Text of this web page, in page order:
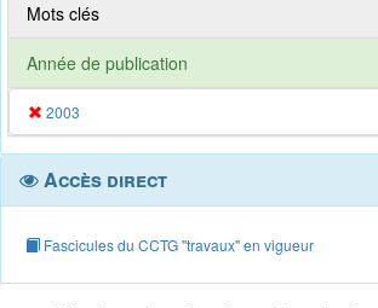
Mots clés
Année de publication
2003
Accès direct
Fascicules du CCTG "travaux" en vigueur